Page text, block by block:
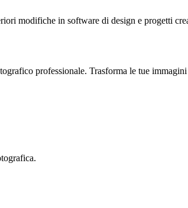
modifiche in software di design e progetti
professionale. Trasforma le tue